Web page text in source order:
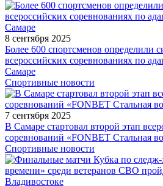
8 сентября 2025
Более 600 спортсменов определили
всероссийских соревнованиях по
Самаре
Спортивные новости
7 сентября 2025
В Самаре стартовал второй этап
соревнований «FONBET Стальная
Спортивные новости